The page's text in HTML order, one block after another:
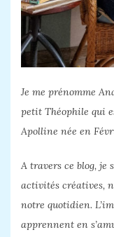
Je me prénomme
petit Théophile qui
Apolline née en
A travers ce blog, je
activités créatives,
notre quotidien.
apprennent en